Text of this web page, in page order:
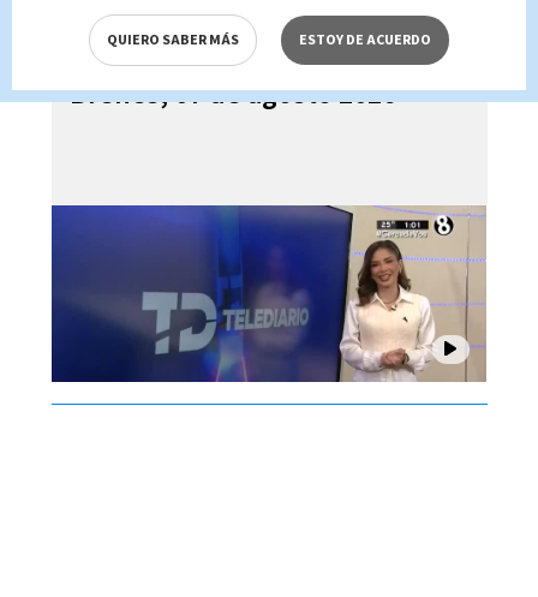
Telediario En Directo con Paula
Brenes, 07 de agosto 2026
QUIERO SABER MÁS ESTOY DE ACUERDO